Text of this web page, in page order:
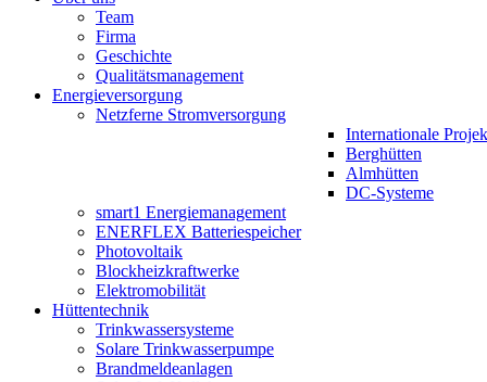
Team
Firma
Geschichte
Qualitätsmanagement
Energieversorgung
Netzferne Stromversorgung
Internationale
Berghütten
Almhütten
DC-Systeme
smart1 Energiemanagement
ENERFLEX Batteriespeicher
Photovoltaik
Blockheizkraftwerke
Elektromobilität
Hüttentechnik
Trinkwassersysteme
Solare Trinkwasserpumpe
Brandmeldeanlagen